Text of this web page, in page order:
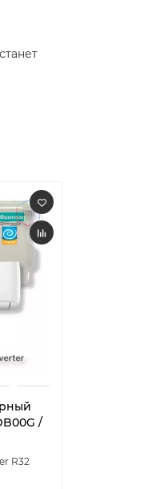
/
R32